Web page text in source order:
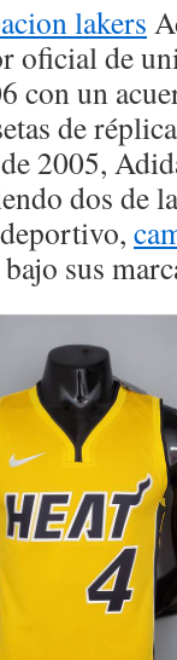
lakers
oficial de
con un
de
2005,
dos de
sus